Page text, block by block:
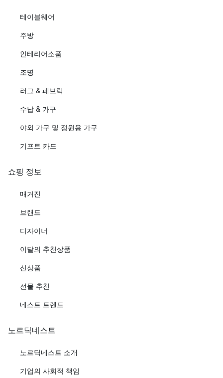
테이블웨어
주방
인테리어소품
조명
러그 & 패브릭
수납 & 가구
야외 가구 및 정원용 가구
기프트 카드
쇼핑 정보
매거진
브랜드
디자이너
이달의 추천상품
신상품
선물 추천
네스트 트렌드
노르딕네스트
노르딕네스트 소개
기업의 사회적 책임